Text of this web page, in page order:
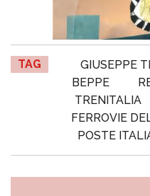
TAG
GIUSEPPE
BEPPE
TRENITALIA
FERROVIE
POSTE